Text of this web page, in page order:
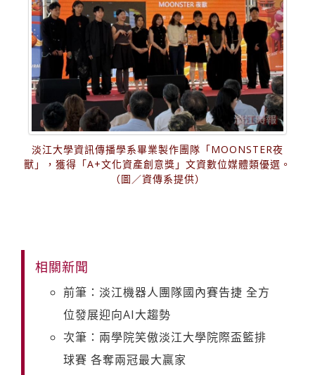
淡江大學資訊傳播學系畢業製作團隊「MOONSTER夜
獸」，獲得「A+文化資產創意獎」文資數位媒體類優選。
（圖／資傳系提供）
相關新聞
前筆：淡江機器人團隊國內賽告捷 全方
位發展迎向AI大趨勢
次筆：兩學院笑傲淡江大學院際盃籃排
球賽 各奪兩冠最大贏家